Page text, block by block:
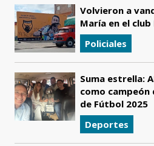
Volvieron a
María en el
Policiales
Suma estrella:
como campeón
de Fútbol 2025
Deportes